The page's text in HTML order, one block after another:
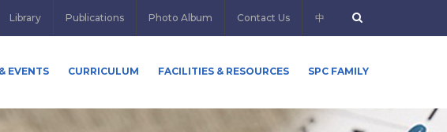
Library Publications Photo Album Contact Us 中
EVENTS CURRICULUM FACILITIES & RESOURCES SPC FAMILY